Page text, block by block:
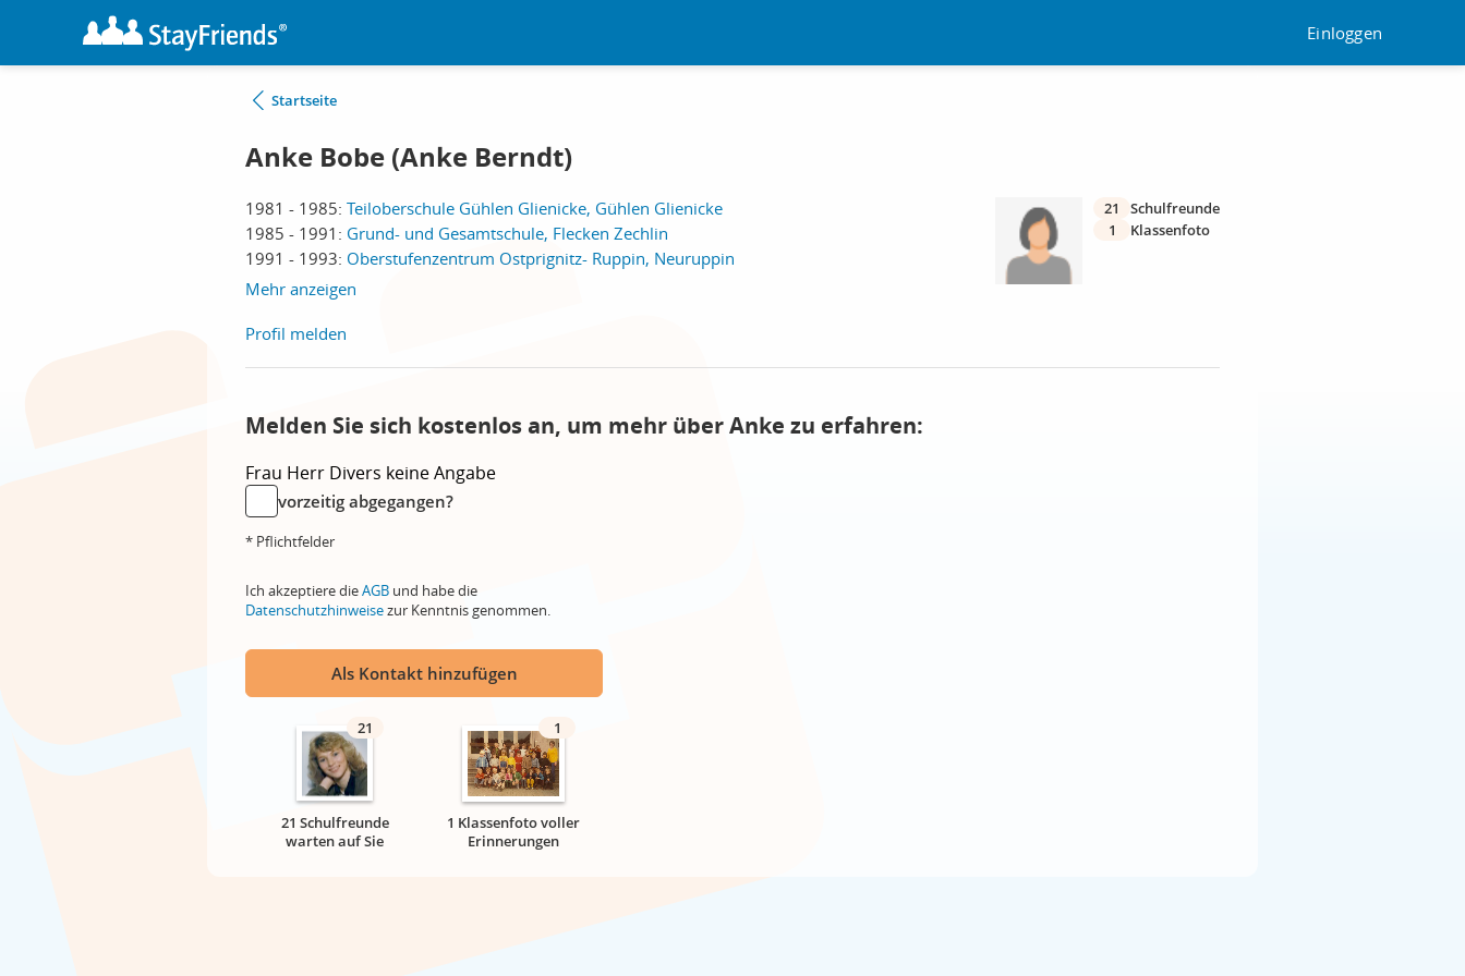
Einloggen
Startseite
Anke Bobe (Anke Berndt)
1981 - 1985: Teiloberschule Gühlen Glienicke, Gühlen Glienicke
1985 - 1991: Grund- und Gesamtschule, Flecken Zechlin
1991 - 1993: Oberstufenzentrum Ostprignitz- Ruppin, Neuruppin
Mehr anzeigen
21
Schulfreunde
1
Klassenfoto
Profil melden
Melden Sie sich kostenlos an, um mehr über Anke zu erfahren:
Frau Herr Divers keine Angabe
vorzeitig abgegangen?
* Pflichtfelder
Ich akzeptiere dieAGB und habe die
Datenschutzhinweisezur Kenntnis genommen.
Als Kontakt hinzufügen
21
21 Schulfreunde
warten auf Sie
1
1 Klassenfoto voller
Erinnerungen